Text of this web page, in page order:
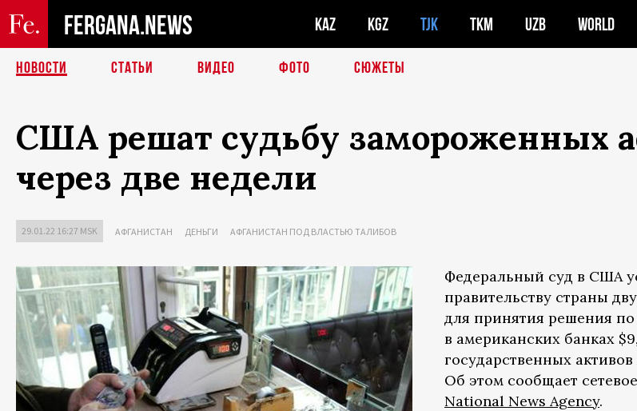
FERGANA.NEWS KAZ KGZ TJK TKM UZB WORLD
НОВОСТИ СТАТЬИ ВИДЕО ФОТО СЮЖЕТЫ
США решат судьбу замороженных
через две недели
29.01.22 16:27 MSK АФГАНИСТАН ДЕНЬГИ АФГАНИСТАН ПОД ВЛАСТЬЮ ТАЛИБОВ
Федеральный суд в США
правительству страны
для принятия решения
в американских банках
государственных
Об этом сообщает
National News Agency.